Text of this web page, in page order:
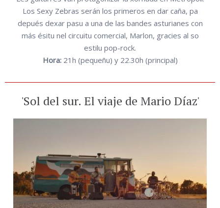
Los Sexy Zebras serán los primeros en dar caña, pa
depués dexar pasu a una de las bandes asturianes con
más ésitu nel circuitu comercial, Marlon, gracies al so
estilu pop-rock.
Hora:21h (pequeñu) y 22.30h (principal)
'Sol del sur. El viaje de Mario Díaz'